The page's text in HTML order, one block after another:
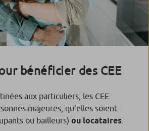
bénéficier des CEE
aux particuliers, les CEE
majeures, qu’elles soient
ou bailleurs) ou locataires